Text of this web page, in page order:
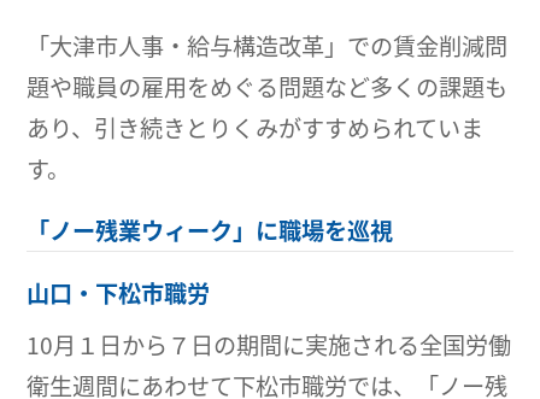
「大津市人事・給与構造改革」での賃金削減問
題や職員の雇用をめぐる問題など多くの課題も
あり、引き続きとりくみがすすめられていま
す。
「ノー残業ウィーク」に職場を巡視
山口・下松市職労
10月１日から７日の期間に実施される全国労働
衛生週間にあわせて下松市職労では、「ノー残